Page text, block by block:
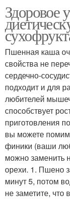
Здоровое
Пшенная каша
свойства не
сердечно-
подходит и для
любителей
способствует
приготовления
вы можете
финики (ваши
можно заменить
орехи. 1. Пшено
минут 5, потом
не заметите, что